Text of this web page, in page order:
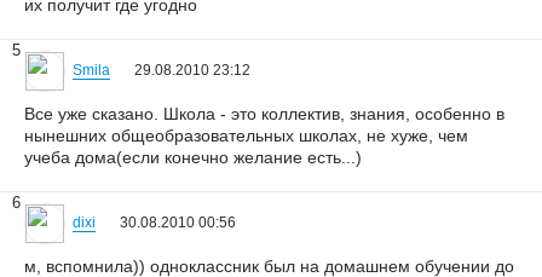
их получит где угодно
5
Smila 29.08.2010 23:12
Все уже сказано. Школа - это коллектив, знания, особенно в
нынешних общеобразовательных школах, не хуже, чем
учеба дома(если конечно желание есть...)
6
dixi 30.08.2010 00:56
м, вспомнила)) одноклассник был на домашнем обучении до